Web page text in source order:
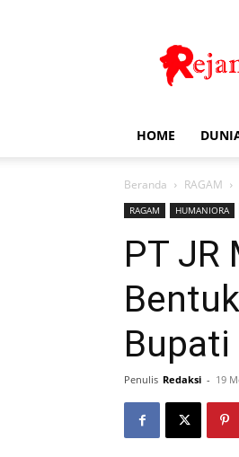
HOME
Beranda RAGAM
RAGAM HUMANIORA
PT JR
Bupati
Penulis Redaksi - 19